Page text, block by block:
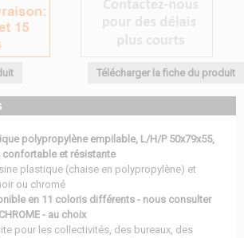
Télécharger la fiche du produit
polypropylène empilable, L/H/P 50x79x55,
et résistante
plastique (chaise en polypropylène) et
ou chromé
en 11 coloris différents - nous consulter
- au choix
pour les collectivités, des bureaux, des